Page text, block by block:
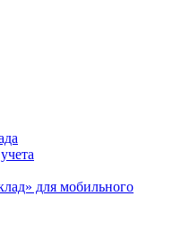
для мобильного